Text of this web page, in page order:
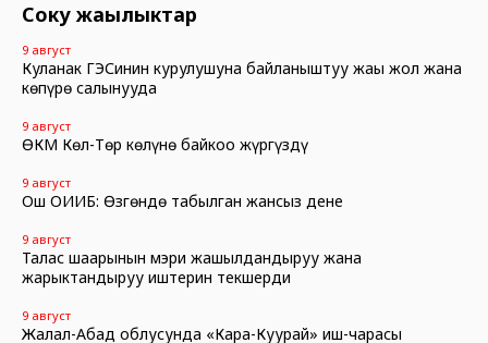
Соңку жаңылыктар
9 август
Куланак ГЭСинин курулушуна байланыштуу жаңы жол жана
көпүрө салынууда
9 август
ӨКМ Көл-Төр көлүнө байкоо жүргүздү
9 август
Ош ОИИБ: Өзгөндө табылган жансыз дене
9 август
Талас шаарынын мэри жашылдандыруу жана
жарыктандыруу иштерин текшерди
9 август
Жалал-Абад облусунда «Кара-Куурай» иш-чарасы